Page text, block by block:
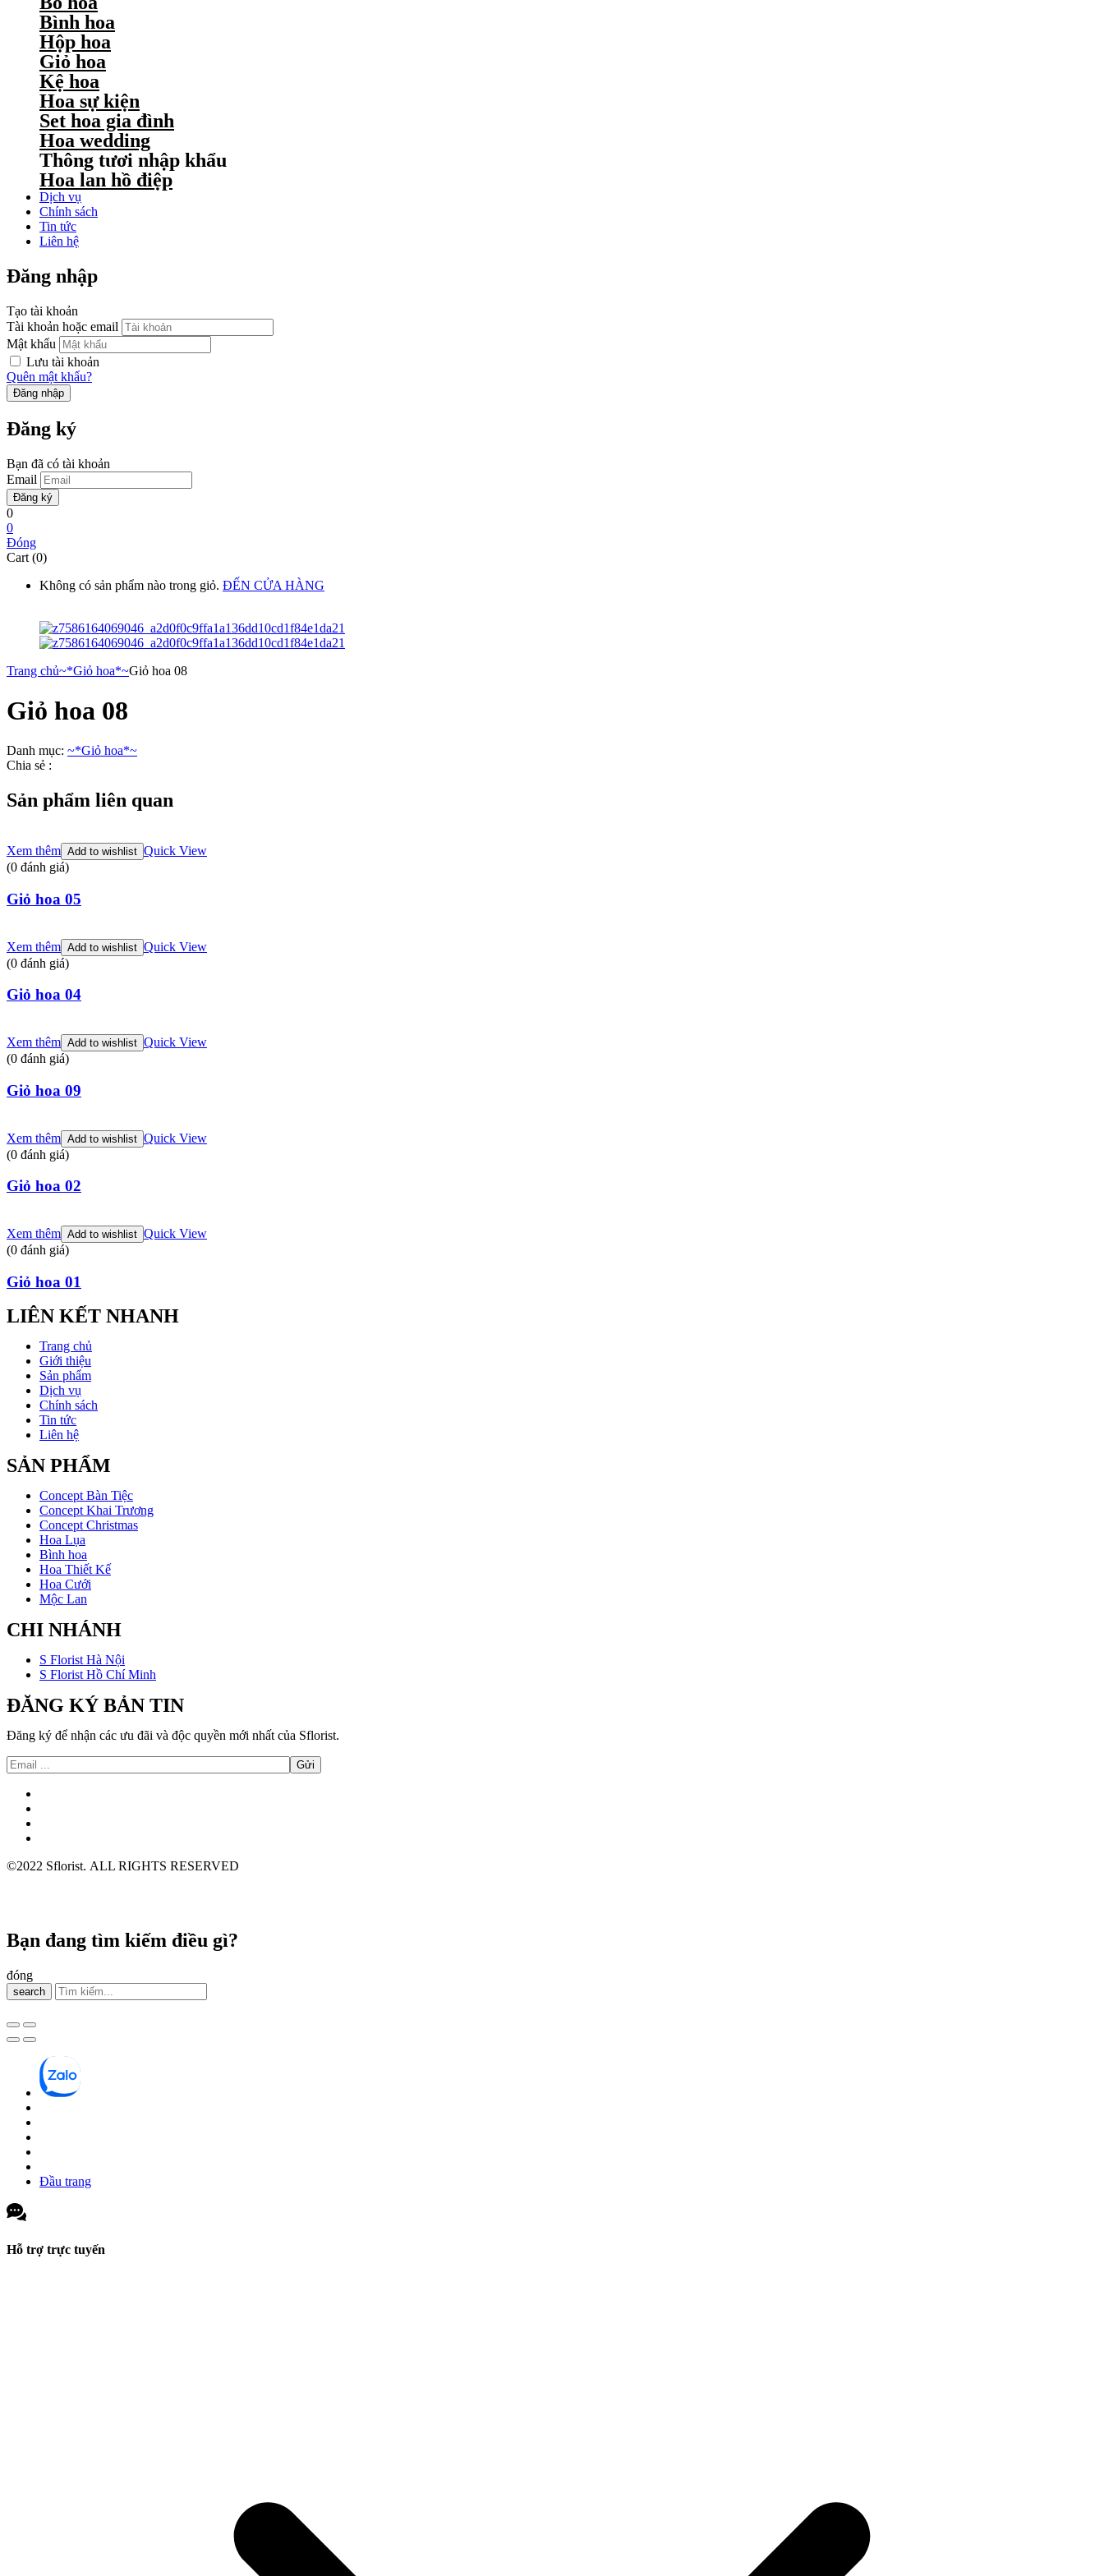
Bình hoa
Hộp hoa
Giỏ hoa
Kệ hoa
Hoa sự kiện
Set hoa gia đình
Hoa wedding
Thông tươi nhập khẩu
Hoa lan hồ điệp
Dịch vụ
Chính sách
Tin tức
Liên hệ
Đăng nhập
Tạo tài khoản
Tài khoản hoặc email
Mật khẩu
Lưu tài khoản
Quên mật khẩu?
Đăng ký
Bạn đã có tài khoản
Email
0
0
Đóng
Cart (0)
Không có sản phẩm nào trong giỏ. ĐẾN CỬA HÀNG
Trang chủ~*Giỏ hoa*~Giỏ hoa 08
Giỏ hoa 08
Danh mục: ~*Giỏ hoa*~
Chia sẻ :
Sản phẩm liên quan
Xem thêm Add to wishlist Quick View
(0 đánh giá)
Giỏ hoa 05
Xem thêm Add to wishlist Quick View
(0 đánh giá)
Giỏ hoa 04
Xem thêm Add to wishlist Quick View
(0 đánh giá)
Giỏ hoa 09
Xem thêm Add to wishlist Quick View
(0 đánh giá)
Giỏ hoa 02
Xem thêm Add to wishlist Quick View
(0 đánh giá)
Giỏ hoa 01
LIÊN KẾT NHANH
Trang chủ
Giới thiệu
Sản phẩm
Dịch vụ
Chính sách
Tin tức
Liên hệ
SẢN PHẨM
Concept Bàn Tiệc
Concept Khai Trương
Concept Christmas
Hoa Lụa
Bình hoa
Hoa Thiết Kế
Hoa Cưới
Mộc Lan
CHI NHÁNH
S Florist Hà Nội
S Florist Hồ Chí Minh
ĐĂNG KÝ BẢN TIN
Đăng ký để nhận các ưu đãi và độc quyền mới nhất của Sflorist.
©2022 Sflorist. ALL RIGHTS RESERVED
Bạn đang tìm kiếm điều gì?
đóng
search
Đầu trang
Hỗ trợ trực tuyến